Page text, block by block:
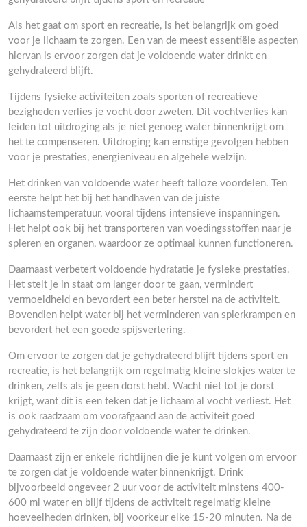
Als het gaat om sport en recreatie, is het belangrijk om goed
voor je lichaam te zorgen. Een van de meest essentiële aspecten
hiervan is ervoor zorgen dat je voldoende water drinkt en
gehydrateerd blijft.
Tijdens fysieke activiteiten zoals sporten of recreatieve
bezigheden verlies je vocht door zweten. Dit vochtverlies kan
leiden tot uitdroging als je niet genoeg water binnenkrijgt om
het te compenseren. Uitdroging kan ernstige gevolgen hebben
voor je prestaties, energieniveau en algehele welzijn.
Het drinken van voldoende water heeft talloze voordelen. Ten
eerste helpt het bij het handhaven van de juiste
lichaamstemperatuur, vooral tijdens intensieve inspanningen.
Het helpt ook bij het transporteren van voedingsstoffen naar je
spieren en organen, waardoor ze optimaal kunnen functioneren.
Daarnaast verbetert voldoende hydratatie je fysieke prestaties.
Het stelt je in staat om langer door te gaan, vermindert
vermoeidheid en bevordert een beter herstel na de activiteit.
Bovendien helpt water bij het verminderen van spierkrampen en
bevordert het een goede spijsvertering.
Om ervoor te zorgen dat je gehydrateerd blijft tijdens sport en
recreatie, is het belangrijk om regelmatig kleine slokjes water te
drinken, zelfs als je geen dorst hebt. Wacht niet tot je dorst
krijgt, want dit is een teken dat je lichaam al vocht verliest. Het
is ook raadzaam om voorafgaand aan de activiteit goed
gehydrateerd te zijn door voldoende water te drinken.
Daarnaast zijn er enkele richtlijnen die je kunt volgen om ervoor
te zorgen dat je voldoende water binnenkrijgt. Drink
bijvoorbeeld ongeveer 2 uur voor de activiteit minstens 400-
600 ml water en blijf tijdens de activiteit regelmatig kleine
hoeveelheden drinken, bij voorkeur elke 15-20 minuten. Na de